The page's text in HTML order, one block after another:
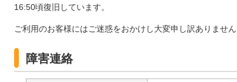
16:50頃復旧しています。
ご利用のお客様にはご迷惑をおかけし大変申し訳ありません
障害連絡